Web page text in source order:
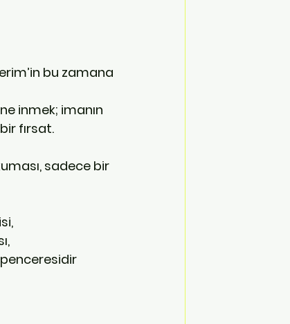
bu zamana
fırsat.
sadece bir